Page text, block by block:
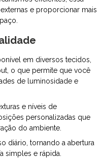
e proporcionar mais
em diversos tecidos,
o que permite que você
de luminosidade e
e níveis de
personalizadas que
do ambiente.
diário, tornando a abertura
simples e rápida.